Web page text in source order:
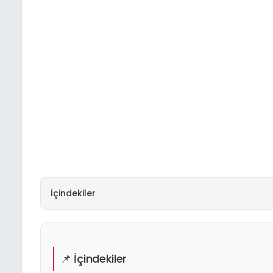
İçindekiler
📌 İçindekiler